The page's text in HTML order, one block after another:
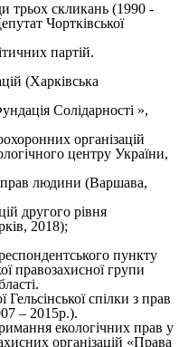
трьох скликань (1990 -
Чортківської
партій.
(Харківська
Солідарності »,
організацій
центру України,
прав людини (Варшава,
другого рівня
2018);
пункту
правозахисної групи
спілки з прав
– 2015р.).
екологічних прав у
організацій «Права